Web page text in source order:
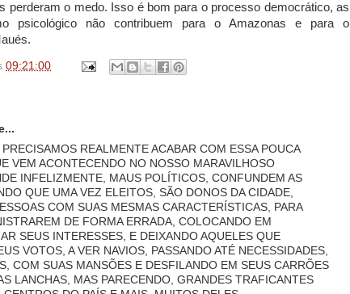
perderam o medo. Isso é bom para o processo democrático, as
psicológico não contribuem para o Amazonas e para o
09:21:00
REALMENTE ACABAR COM ESSA POUCA
VEM ACONTECENDO NO NOSSO MARAVILHOSO
INFELIZMENTE, MAUS POLÍTICOS, CONFUNDEM AS
QUE UMA VEZ ELEITOS, SÃO DONOS DA CIDADE,
COM SUAS MESMAS CARACTERÍSTICAS, PARA
DE FORMA ERRADA, COLOCANDO EM
SEUS INTERESSES, E DEIXANDO AQUELES QUE
VOTOS, A VER NAVIOS, PASSANDO ATÉ NECESSIDADES,
COM SUAS MANSÕES E DESFILANDO EM SEUS CARRÕES
LANCHAS, MAS PARECENDO, GRANDES TRAFICANTES